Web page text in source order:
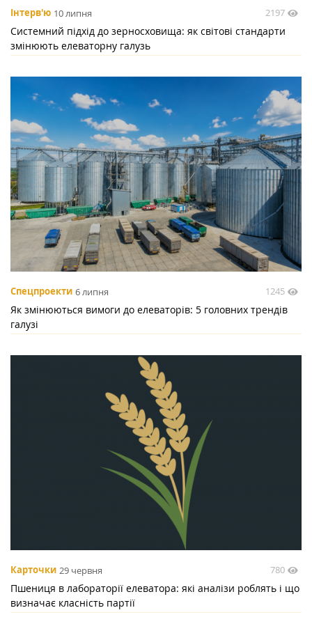
Інтерв'ю 10 липня 2197
Системний підхід до зерносховища: як світові стандарти
змінюють елеваторну галузь
Спецпроекти 6 липня 1245
Як змінюються вимоги до елеваторів: 5 головних трендів
галузі
Карточки 29 червня 780
Пшениця в лабораторії елеватора: які аналізи роблять і що
визначає класність партії